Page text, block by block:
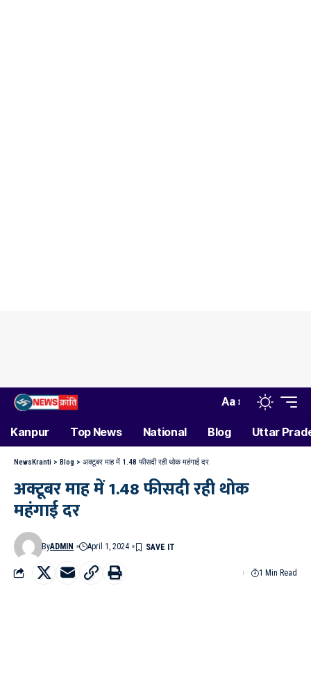
Aa
Kanpur Top News National Blog Uttar
NewsKranti > Blog > अक्टूबर माह में 1.48 फीसदी रही थोक महंगाई दर
अक्टूबर माह में 1.48 फीसदी रही थोक
महंगाई दर
ByADMIN April 1, 2024
1 Min Read